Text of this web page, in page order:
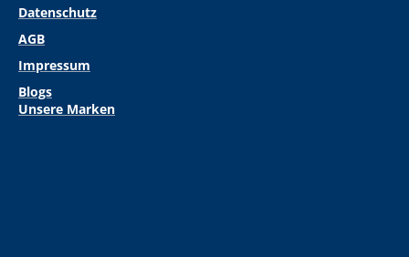
Datenschutz
AGB
Impressum
Blogs
Unsere Marken